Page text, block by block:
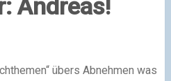
Andreas!
übers Abnehmen was